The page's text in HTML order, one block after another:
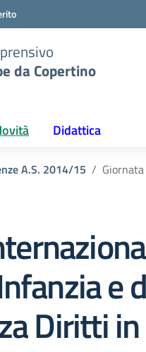
da Copertino
Didattica
A.S. 2014/15
e
Diritti in